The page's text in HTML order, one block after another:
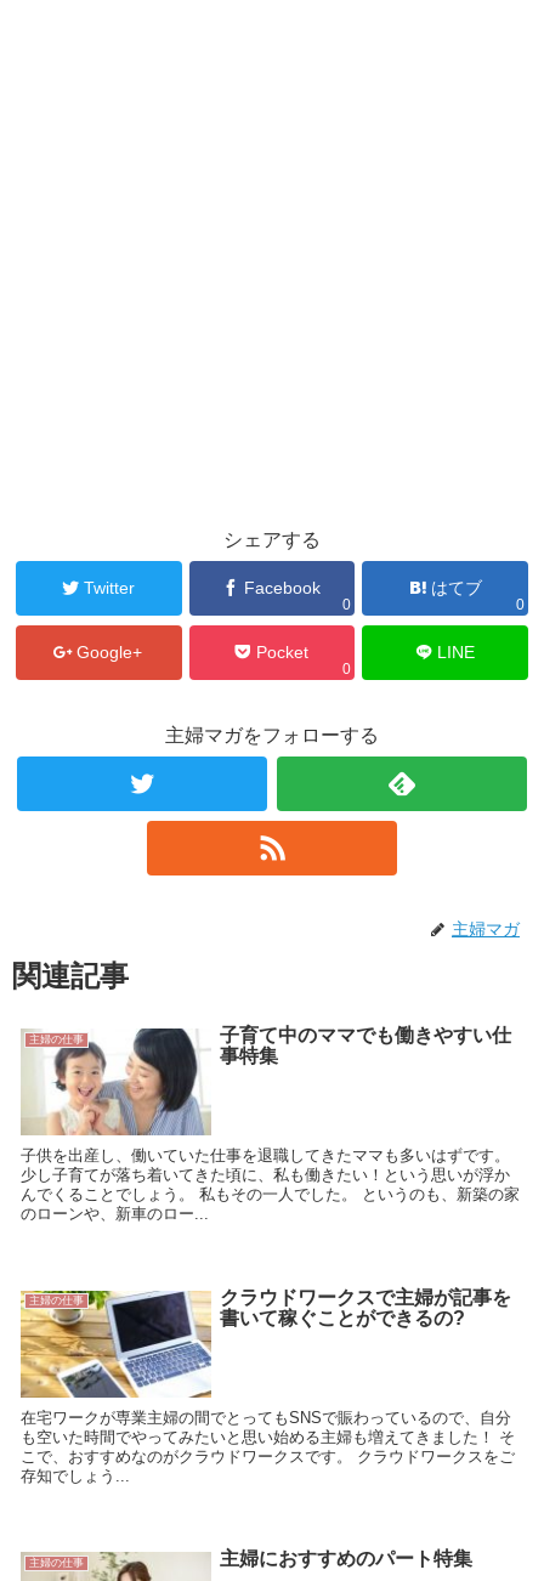
シェアする
Twitter Facebook
0
はてブ
0
Google+ Pocket
0
LINE
主婦マガをフォローする
主婦マガ
関連記事
主婦の仕事
子育て中のママでも働きやすい仕
事特集
子供を出産し、働いていた仕事を退職してきたママも多いはずです。
少し子育てが落ち着いてきた頃に、私も働きたい！という思いが浮か
んでくることでしょう。 私もその一人でした。 というのも、新築の家
のローンや、新車のロー...
主婦の仕事
クラウドワークスで主婦が記事を
書いて稼ぐことができるの?
在宅ワークが専業主婦の間でとってもSNSで賑わっているので、自分
も空いた時間でやってみたいと思い始める主婦も増えてきました！ そ
こで、おすすめなのがクラウドワークスです。 クラウドワークスをご
存知でしょう...
主婦の仕事 主婦におすすめのパート特集